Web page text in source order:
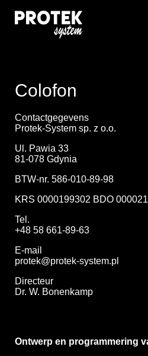
Colofon
Contactgegevens
Protek-System sp. z o.o.
Ul. Pawia 33
81-078 Gdynia
BTW-nr. 586-010-89-98
KRS 0000199302 BDO
Tel.
+48 58 661-89-63
E-mail
protek@protek-system.pl
Directeur
Dr. W. Bonenkamp
Ontwerp en programmering